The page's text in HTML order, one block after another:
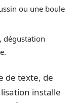
ou une boule
dégustation
de texte, de
installe